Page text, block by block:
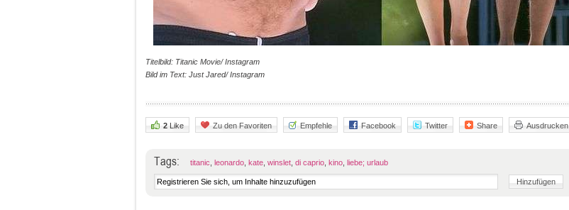
Titelbild: Titanic Movie/ Instagram
Bild im Text: Just Jared/ Instagram
2Like Zu den Favoriten Empfehle Facebook Twitter Share Ausdrucken
Tags: titanic leonardo, kate, winslet, di caprio, kino, liebe; urlaub